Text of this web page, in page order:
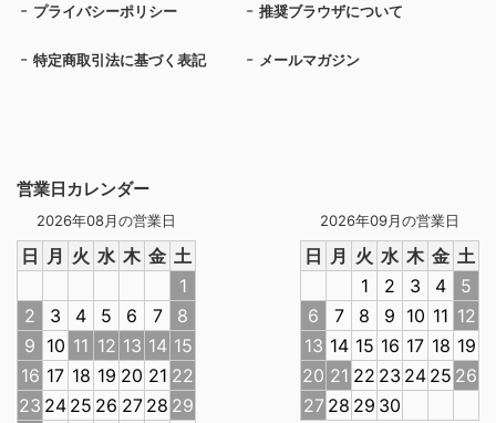
営業日カレンダー
2026年08月の営業日
日 月 火 水 木 金 土
1
2
3 4 5 6 7
8
9 10 11 12 13 14 15
16 17 18 19 20 21 22
23 24 25 26 27 28 29
2026年09月の営業日
日 月 火 水 木 金 土
1
2 3 4
5
6
7 8 9 10 11 12
13 14 15 16 17 18 19
20 21 22 23 24 25 26
27 28 29 30
プライバシーポリシー 推奨ブラウザについて
特定商取引法に基づく表記 メールマガジン